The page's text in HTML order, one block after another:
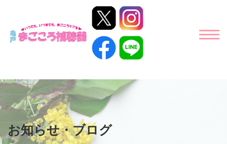
お知らせ・ブログ